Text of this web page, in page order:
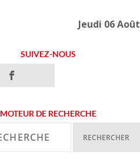
Jeudi 06 Août
SUIVEZ-NOUS
MOTEUR DE RECHERCHE